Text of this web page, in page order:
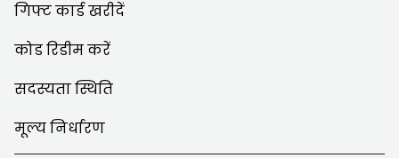
गिफ्ट कार्ड खरीदें
कोड रिडीम करें
सदस्यता स्थिति
मूल्य निर्धारण